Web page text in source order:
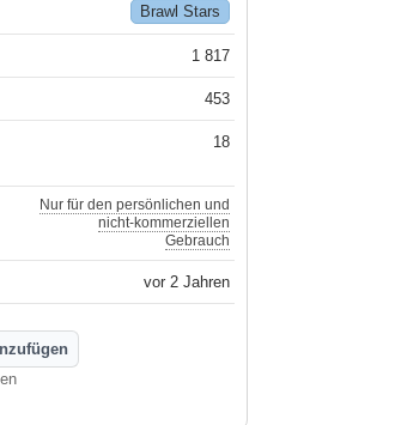
Brawl Stars
1 817
453
18
Nur für den persönlichen und
nicht-kommerziellen
Gebrauch
vor 2 Jahren